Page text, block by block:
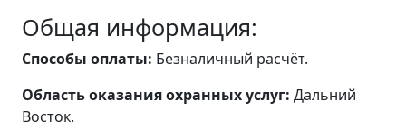
Общая информация:
Способы оплаты: Безналичный расчёт.
Область оказания охранных услуг: Дальний
Восток.